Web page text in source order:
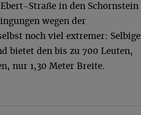
Straße in den Schornstein
wegen der
noch viel extremer: Selbige
bietet den bis zu 700 Leuten,
nur 1,30 Meter Breite.